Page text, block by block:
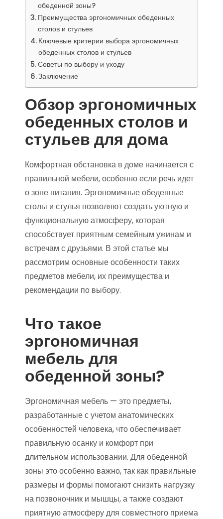
обеденной зоны?
Преимущества эргономичных обеденных
столов и стульев
Ключевые критерии выбора эргономичных
обеденных столов и стульев
Советы по выбору и уходу
Заключение
Обзор эргономичных
обеденных столов и
стульев для дома
Комфортная обстановка в доме начинается с
правильной мебели, особенно если речь идет
о зоне питания. Эргономичные обеденные
столы и стулья позволяют создать уютную и
функциональную атмосферу, которая
способствует приятным семейным ужинам и
встречам с друзьями. В этой статье мы
рассмотрим основные особенности таких
предметов мебели, их преимущества и
рекомендации по выбору.
Что такое
эргономичная
мебель для
обеденной зоны?
Эргономичная мебель — это предметы,
разработанные с учетом анатомических
особенностей человека, что обеспечивает
правильную осанку и комфорт при
длительном использовании. Для обеденной
зоны это особенно важно, так как правильные
размеры и формы помогают снизить нагрузку
на позвоночник и мышцы, а также создают
приятную атмосферу для совместного приема